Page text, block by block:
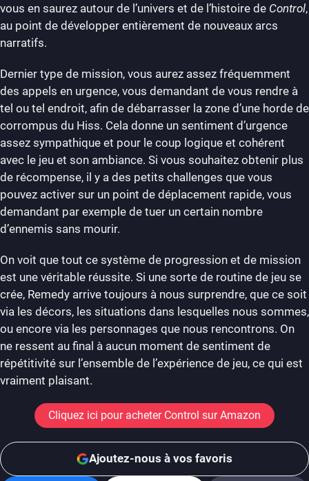
vous en saurez autour de l’univers et de l’histoire de Control,
au point de développer entièrement de nouveaux arcs
narratifs.
Dernier type de mission, vous aurez assez fréquemment
des appels en urgence, vous demandant de vous rendre à
tel ou tel endroit, afin de débarrasser la zone d’une horde de
corrompus du Hiss. Cela donne un sentiment d’urgence
assez sympathique et pour le coup logique et cohérent
avec le jeu et son ambiance. Si vous souhaitez obtenir plus
de récompense, il y a des petits challenges que vous
pouvez activer sur un point de déplacement rapide, vous
demandant par exemple de tuer un certain nombre
d’ennemis sans mourir.
On voit que tout ce système de progression et de mission
est une véritable réussite. Si une sorte de routine de jeu se
crée, Remedy arrive toujours à nous surprendre, que ce soit
via les décors, les situations dans lesquelles nous sommes,
ou encore via les personnages que nous rencontrons. On
ne ressent au final à aucun moment de sentiment de
répétitivité sur l’ensemble de l’expérience de jeu, ce qui est
vraiment plaisant.
Cliquez ici pour acheter Control sur Amazon
Ajoutez-nous à vos favoris